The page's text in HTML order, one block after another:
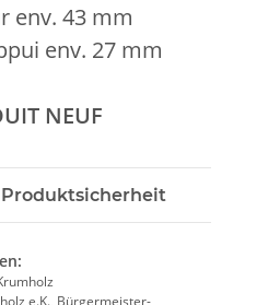
env. 43 mm
env. 27 mm
NEUF
e.K., Bürgermeister-